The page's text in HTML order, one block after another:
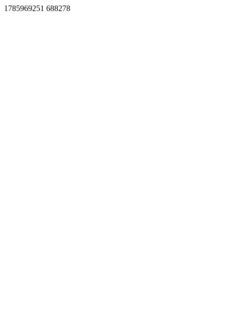
1785969251 688278